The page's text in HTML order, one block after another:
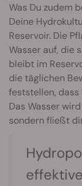
Was Du zudem
Deine
Reservoir. Die
Wasser auf, die
bleibt im
die täglichen
feststellen, dass
Das Wasser
sondern fließt